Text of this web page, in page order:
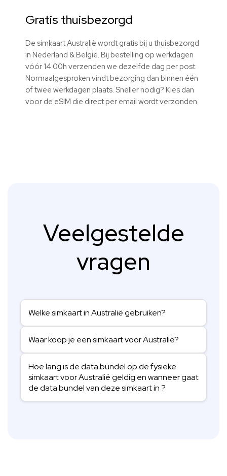
Gratis thuisbezorgd
De simkaart Australië wordt gratis bij u thuisbezorgd
in Nederland & België. Bij bestelling op werkdagen
vóór 14.00h verzenden we dezelfde dag per post.
Normaalgesproken vindt bezorging dan binnen één
of twee werkdagen plaats. Sneller nodig? Kies dan
voor de eSIM die direct per email wordt verzonden.
Veelgestelde
vragen
Welke simkaart in Australië gebruiken?
Waar koop je een simkaart voor Australië?
Hoe lang is de data bundel op de fysieke
simkaart voor Australië geldig en wanneer gaat
de data bundel van deze simkaart in ?